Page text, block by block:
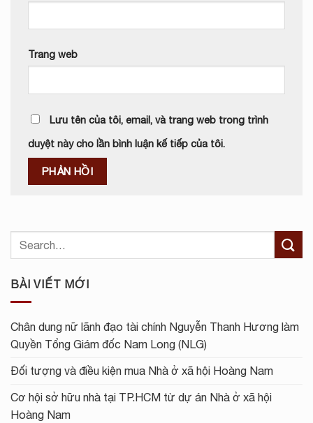
Trang web
Lưu tên của tôi, email, và trang web trong trình
duyệt này cho lần bình luận kế tiếp của tôi.
BÀI VIẾT MỚI
Chân dung nữ lãnh đạo tài chính Nguyễn Thanh Hương làm
Quyền Tổng Giám đốc Nam Long (NLG)
Đối tượng và điều kiện mua Nhà ở xã hội Hoàng Nam
Cơ hội sở hữu nhà tại TP.HCM từ dự án Nhà ở xã hội
Hoàng Nam